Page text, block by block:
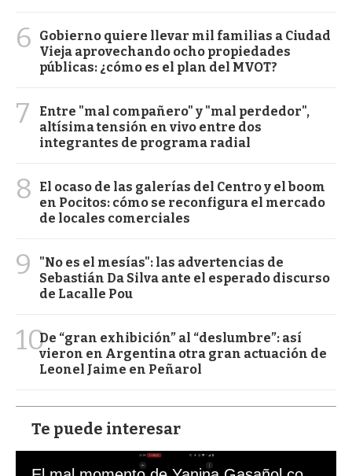
6
Gobierno quiere llevar mil familias a Ciudad
Vieja aprovechando ocho propiedades
públicas: ¿cómo es el plan del MVOT?
7
Entre "mal compañero" y "mal perdedor",
altísima tensión en vivo entre dos
integrantes de programa radial
8
El ocaso de las galerías del Centro y el boom
en Pocitos: cómo se reconfigura el mercado
de locales comerciales
9
"No es el mesías": las advertencias de
Sebastián Da Silva ante el esperado discurso
de Lacalle Pou
10De “gran exhibición” al “deslumbre”: así
vieron en Argentina otra gran actuación de
Leonel Jaime en Peñarol
Te puede interesar